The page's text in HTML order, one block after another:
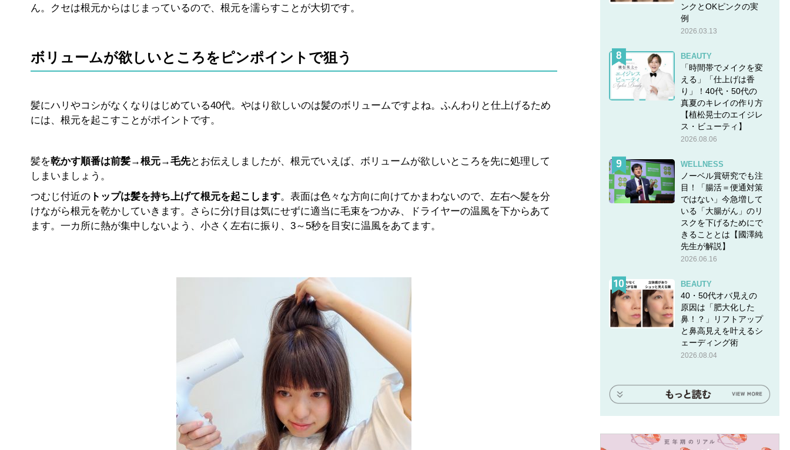
ん。クセは根元からはじまっているので、根元を濡らすことが大切です。
ボリュームが欲しいところをピンポイントで狙う
髪にハリやコシがなくなりはじめている40代。やはり欲しいのは髪のボリュームですよね。ふんわりと仕上げるため
には、根元を起こすことがポイントです。
髪を乾かす順番は前髪→根元→毛先とお伝えしましたが、根元でいえば、ボリュームが欲しいところを先に処理して
しまいましょう。
つむじ付近の トップは髪を持ち上げて根元を起こします。表面は色々な方向に向けてかまわないので、左右へ髪を分
けながら根元を乾かしていきます。さらに分け目は気にせずに適当に毛束をつかみ、ドライヤーの温風を下からあて
ます。一カ所に熱が集中しないよう、小さく左右に振り、3～5秒を目安に温風をあてます。
ンクとOKピンクの実
例
2026.03.13
BEAUTY
「時間帯でメイクを変
える」「仕上げは香
り」！40代・50代の
真夏のキレイの作り方
【植松晃士のエイジレ
ス・ビューティ】
2026.08.06
WELLNESS
ノーベル賞研究でも注
目！「腸活＝便通対策
ではない」今急増して
いる「大腸がん」のリ
スクを下げるためにで
きることとは【國澤純
先生が解説】
2026.06.16
BEAUTY
40・50代オバ見えの
原因は「肥大化した
鼻！？」リフトアップ
と鼻高見えを叶えるシ
ェーディング術
2026.08.04